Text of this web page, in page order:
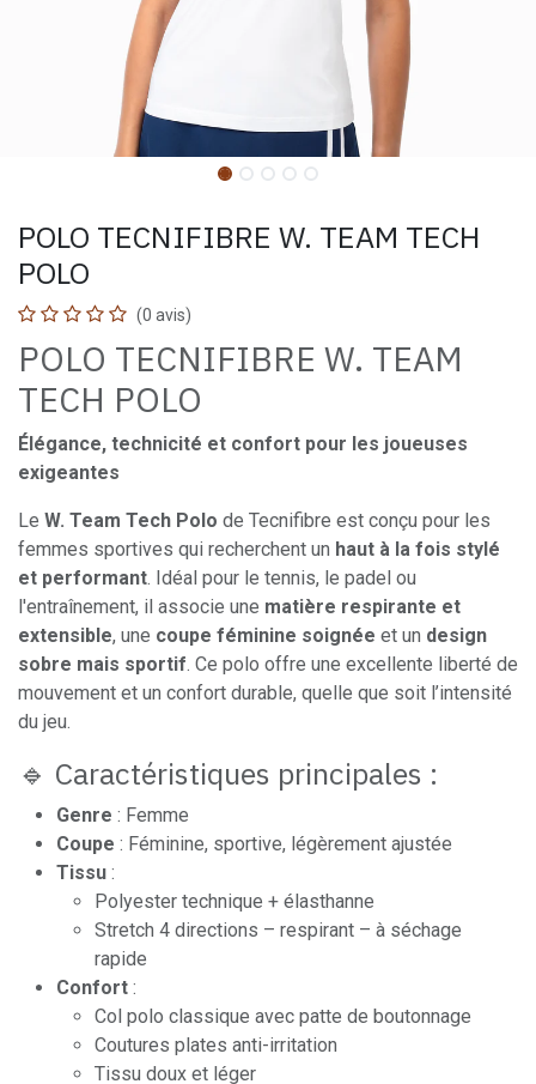
POLO TECNIFIBRE W. TEAM TECH
POLO
(0 avis)
POLO TECNIFIBRE W. TEAM
TECH POLO
Élégance, technicité et confort pour les joueuses
exigeantes
Le W. Team Tech Polo de Tecnifibre est conçu pour les
femmes sportives qui recherchent un haut à la fois stylé
et performant. Idéal pour le tennis, le padel ou
l'entraînement, il associe une matière respirante et
extensible, une coupe féminine soignée et un design
sobre mais sportif. Ce polo offre une excellente liberté de
mouvement et un confort durable, quelle que soit l’intensité
du jeu.
🔹 Caractéristiques principales :
Genre : Femme
Coupe : Féminine, sportive, légèrement ajustée
Tissu :
Polyester technique + élasthanne
Stretch 4 directions – respirant – à séchage
rapide
Confort :
Col polo classique avec patte de boutonnage
Coutures plates anti-irritation
Tissu doux et léger